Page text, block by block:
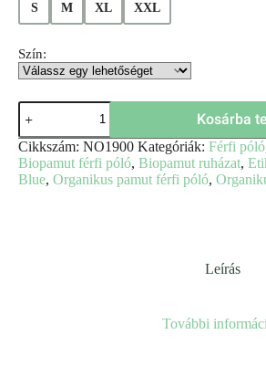
S M XL XXL
Szín:
Kosárba
Cikkszám: NO1900 Kategóriák: Férfi póló
Biopamut férfi póló, Biopamut ruházat,
Blue, Organikus pamut férfi póló,
Leírás
További